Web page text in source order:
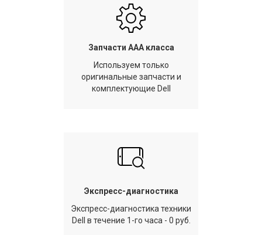
Запчасти AAA класса
Используем только
оригинальные запчасти и
комплектующие Dell
Экспресс-диагностика
Экспресс-диагностика техники
Dell в течение 1-го часа - 0 руб.